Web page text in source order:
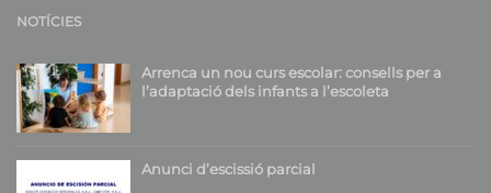
NOTÍCIES
Arrenca un nou curs escolar: consells per a
l’adaptació dels infants a l’escoleta
Anunci d’escissió parcial